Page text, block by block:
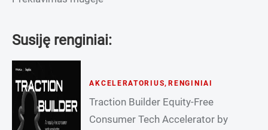
Susiję renginiai:
AKCELERATORIUS, RENGINIAI
Traction Builder Equity-Free
Consumer Tech Accelerator by